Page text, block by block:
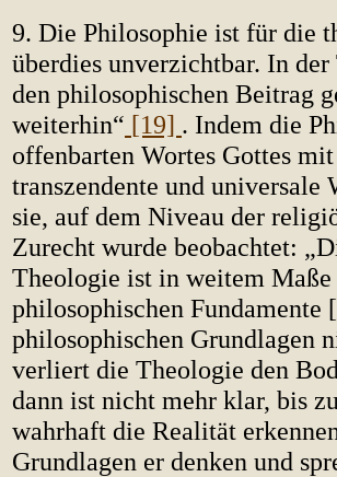
9. Die Philosophie ist für die
überdies unverzichtbar. In
den philosophischen Beitrag
weiterhin“ [19] . Indem die
offenbarten Wortes Gottes
transzendente und
sie, auf dem Niveau der
Zurecht wurde beobachtet:
Theologie ist in weitem
philosophischen
philosophischen Grundlagen
verliert die Theologie den
dann ist nicht mehr klar, bis
wahrhaft die Realität
Grundlagen er denken und